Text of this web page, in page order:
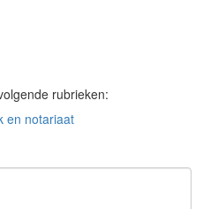
rubrieken:
en notariaat